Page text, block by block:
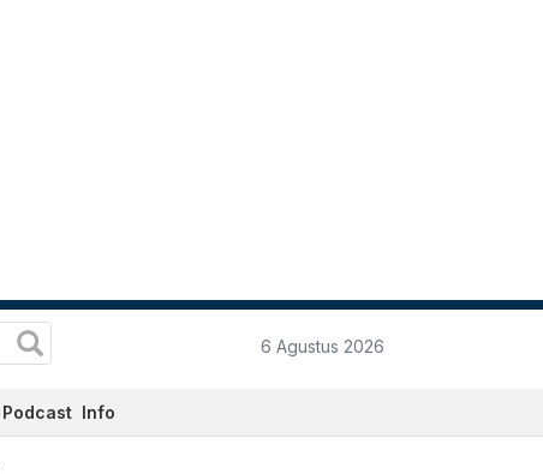
6 Agustus 2026
Podcast Info